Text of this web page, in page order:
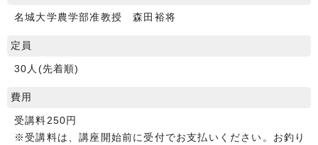
名城大学農学部准教授 森田裕将
定員
30人(先着順)
費用
受講料250円
※受講料は、講座開始前に受付でお支払いください。お釣り